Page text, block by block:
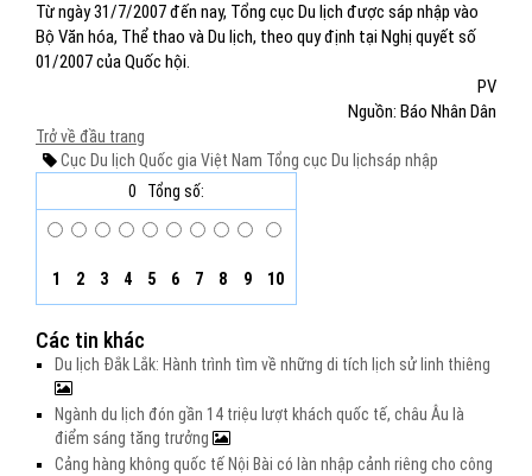
Từ ngày 31/7/2007 đến nay, Tổng cục Du lịch được sáp nhập vào
Bộ Văn hóa, Thể thao và Du lịch, theo quy định tại Nghị quyết số
01/2007 của Quốc hội.
PV
Nguồn: Báo Nhân Dân
Trở về đầu trang
Cục Du lịch Quốc gia Việt Nam Tổng cục Du lịchsáp nhập
0
Tổng số:
1 2 3 4 5 6 7 8 9 10
Các tin khác
Du lịch Đắk Lắk: Hành trình tìm về những di tích lịch sử linh thiêng
Ngành du lịch đón gần 14 triệu lượt khách quốc tế, châu Âu là
điểm sáng tăng trưởng
Cảng hàng không quốc tế Nội Bài có làn nhập cảnh riêng cho công